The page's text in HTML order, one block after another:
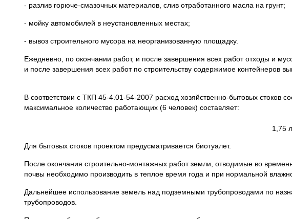
- разлив горюче-смазочных материалов, слив отработанного масла на грунт;
- мойку автомобилей в неустановленных местах;
- вывоз строительного мусора на неорганизованную площадку.
Ежедневно, по окончании работ, и после завершения всех работ отходы и
и после завершения всех работ по строительству содержимое контейнеров
В соответствии с ТКП 45-4.01-54-2007 расход хозяйственно-бытовых стоков
максимальное количество работающих (6 человек) составляет:
1,75
Для бытовых стоков проектом предусматривается биотуалет.
После окончания строительно-монтажных работ земли, отводимые во
почвы необходимо производить в теплое время года и при нормальной
Дальнейшее использование земель над подземными трубопроводами по
трубопроводов.